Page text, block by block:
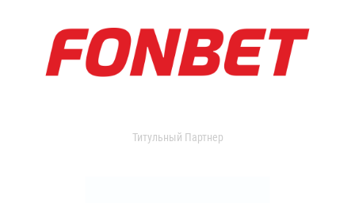
Титульный Партнер